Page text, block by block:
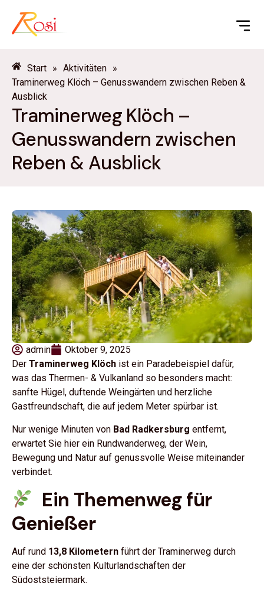
Start » Aktivitäten »
Traminerweg Klöch – Genusswandern zwischen Reben &
Ausblick
Traminerweg Klöch –
Genusswandern zwischen
Reben & Ausblick
admin
Oktober 9, 2025
Der Traminerweg Klöch ist ein Paradebeispiel dafür,
was das Thermen- & Vulkanland so besonders macht:
sanfte Hügel, duftende Weingärten und herzliche
Gastfreundschaft, die auf jedem Meter spürbar ist.
Nur wenige Minuten von Bad Radkersburg entfernt,
erwartet Sie hier ein Rundwanderweg, der Wein,
Bewegung und Natur auf genussvolle Weise miteinander
verbindet.
Ein Themenweg für
Genießer
Auf rund 13,8 Kilometern führt der Traminerweg durch
eine der schönsten Kulturlandschaften der
Südoststeiermark.